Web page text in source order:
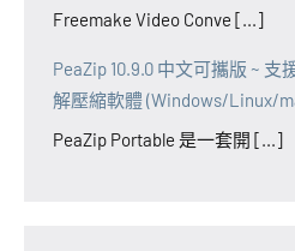
Freemake Video Conve [...]
PeaZip 10.9.0 中文可攜版 ~ 支
解壓縮軟體 (Windows/Linux/
PeaZip Portable 是一套開 [...]